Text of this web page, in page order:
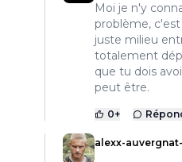
Moi je n'y
problème,
juste milieu
totalement
que tu dois
peut être.
0+
alexx-